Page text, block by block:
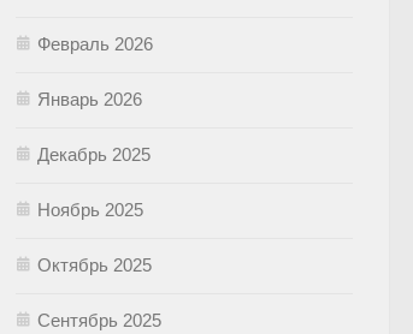
Февраль 2026
Январь 2026
Декабрь 2025
Ноябрь 2025
Октябрь 2025
Сентябрь 2025